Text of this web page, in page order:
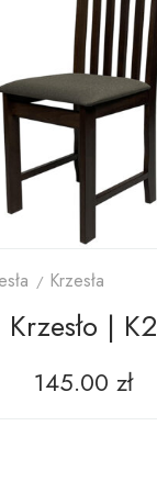
Krzesła
Krzesło | K2
145.00 zł